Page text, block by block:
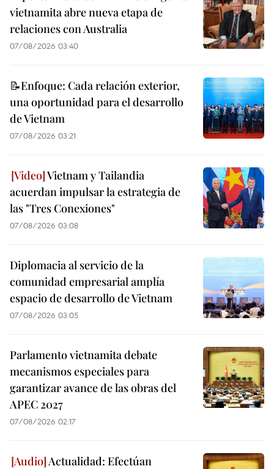
vietnamita abre nueva etapa de
relaciones con Australia
07/08/2026 03:40
📝Enfoque: Cada relación exterior,
una oportunidad para el desarrollo
de Vietnam
07/08/2026 03:21
Vietnam y Tailandia
acuerdan impulsar la estrategia de
las "Tres Conexiones"
07/08/2026 03:08
Diplomacia al servicio de la
comunidad empresarial amplía
espacio de desarrollo de Vietnam
07/08/2026 03:05
Parlamento vietnamita debate
mecanismos especiales para
garantizar avance de las obras del
APEC 2027
07/08/2026 02:17
Actualidad: Efectúan